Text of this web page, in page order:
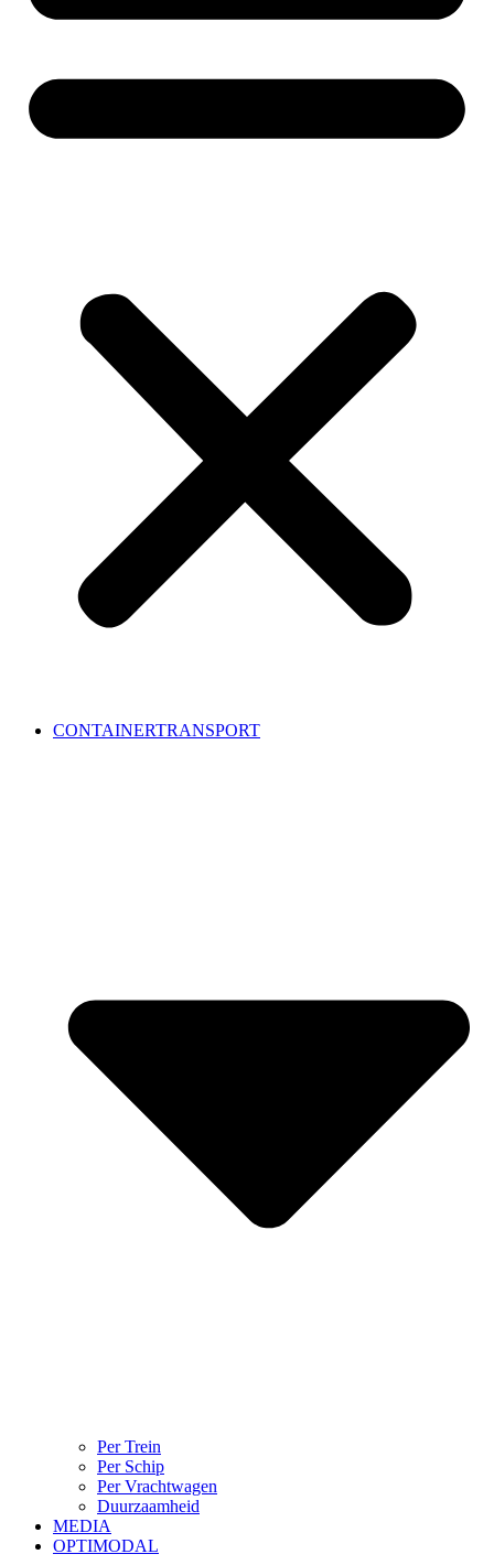
CONTAINERTRANSPORT
Per Trein
Per Schip
Per Vrachtwagen
Duurzaamheid
MEDIA
OPTIMODAL